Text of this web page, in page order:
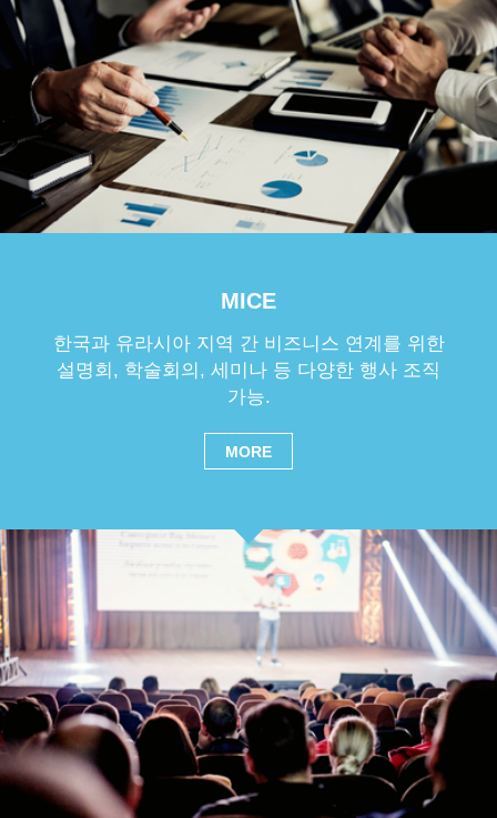
MICE
한국과 유라시아 지역 간 비즈니스 연계를 위한
설명회, 학술회의, 세미나 등 다양한 행사 조직
가능.
MORE